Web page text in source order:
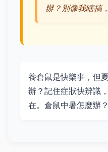
辦？別像我瞎搞
養倉鼠是快樂事，但
辦？記住症狀快辨識
在。倉鼠中暑怎麼辦